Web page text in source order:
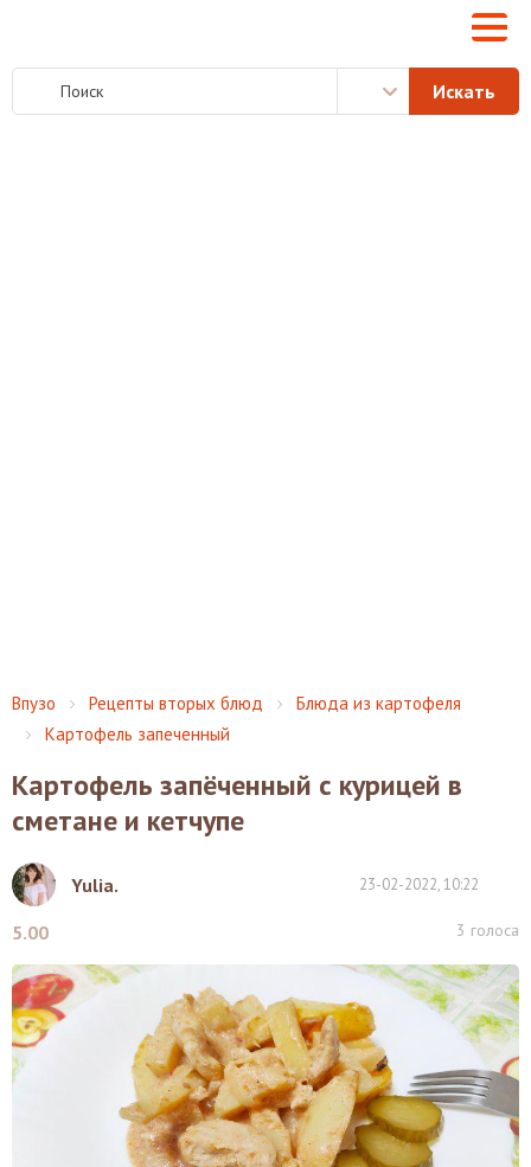
Впузо Рецепты вторых блюд
Блюда из картофеля
Картофель запеченный
Картофель запёченный с курицей в
сметане и кетчупе
Yulia. 23-02-2022, 10:22
5.00 3 голоса